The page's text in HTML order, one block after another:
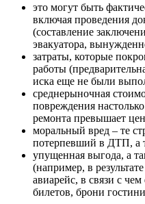
это могут быть
включая проведения
(составление
эвакуатора,
затраты, которые
работы
иска еще не были
среднерыночная
повреждения
ремонта превышает
моральный вред – те
потерпевший в ДТП, а
упущенная выгода, а
(например, в
авиарейс, в связи с
билетов, брони